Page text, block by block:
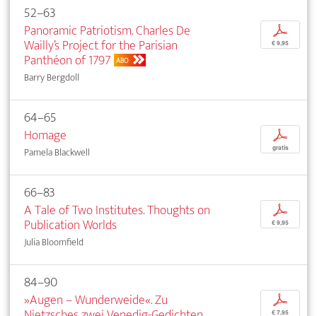
52–63
Panoramic Patriotism. Charles De
Wailly’s Project for the Parisian
Panthéon of 1797 ABO
Barry Bergdoll
p
€ 9,95
64–65
Homage
Pamela Blackwell
p
gratis
66–83
A Tale of Two Institutes. Thoughts on
Publication Worlds
Julia Bloomfield
p
€ 9,95
84–90
»Augen – Wunderweide«. Zu
p
€ 7,95